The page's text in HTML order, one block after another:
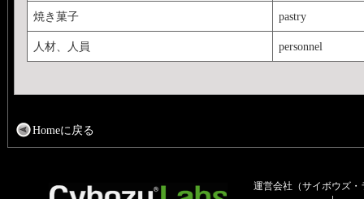
焼き菓子 pastry
人材、人員 personnel
Homeに戻る
運営会社（サイボウズ・